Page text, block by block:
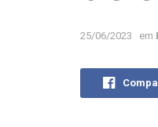
25/06/2023 em